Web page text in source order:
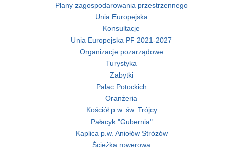
Plany zagospodarowania przestrzennego
Unia Europejska
Konsultacje
Unia Europejska PF 2021-2027
Organizacje pozarządowe
Turystyka
Zabytki
Pałac Potockich
Oranżeria
Kościół p.w. św. Trójcy
Pałacyk "Gubernia"
Kaplica p.w. Aniołów Stróżów
Ścieżka rowerowa